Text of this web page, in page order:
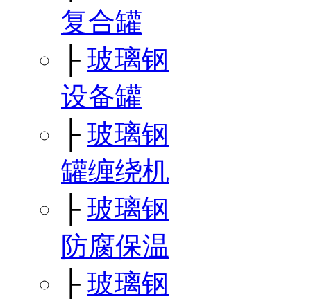
复合罐
├ 玻璃钢
设备罐
├ 玻璃钢
罐缠绕机
├ 玻璃钢
防腐保温
├ 玻璃钢